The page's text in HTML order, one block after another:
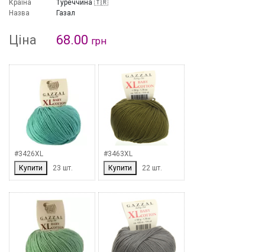
Країна
Туреччина 🇹🇷
Назва
Газал
Ціна 68.00 грн
#3426XL
Купити
23 шт.
#3463XL
Купити
22 шт.